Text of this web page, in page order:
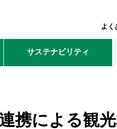
よく
サステナビリティ
携による観